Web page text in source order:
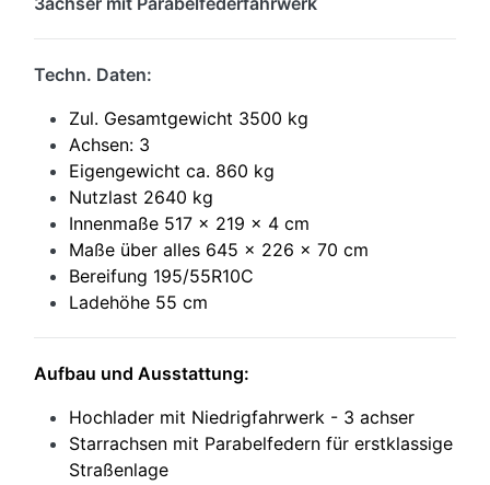
Techn. Daten:
Zul. Gesamtgewicht 3500 kg
Achsen: 3
Eigengewicht ca. 860 kg
Nutzlast 2640 kg
Innenmaße 517 x 219 x 4 cm
Maße über alles 645 x 226 x 70 cm
Bereifung 195/55R10C
Ladehöhe 55 cm
Aufbau und Ausstattung:
Hochlader mit Niedrigfahrwerk - 3 achser
Starrachsen mit Parabelfedern für erstklassige
Straßenlage